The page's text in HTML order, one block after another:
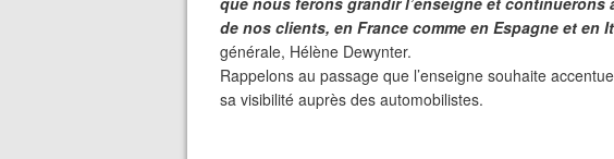
de nos clients, en France comme en Espagne et en
générale, Hélène Dewynter.
Rappelons au passage que l’enseigne souhaite
sa visibilité auprès des automobilistes.